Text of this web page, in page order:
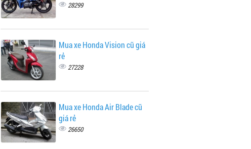
28299
Mua xe Honda Vision cũ giá
rẻ
27228
Mua xe Honda Air Blade cũ
giá rẻ
26650